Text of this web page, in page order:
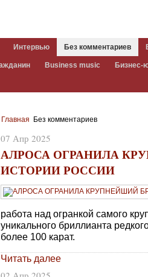
Интервью Без комментариев
Business music Бизнес-
Главная Без комментариев
07 Апр 2025
АЛРОСА ОГРАНИЛА
ИСТОРИИ РОССИИ
работа над огранкой самого
уникального бриллианта
более 100 карат.
Читать далее